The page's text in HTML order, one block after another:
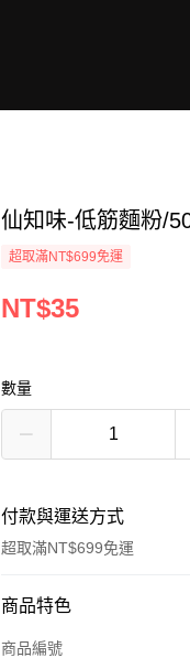
仙知味-低筋麵粉/
超取滿NT$699免運
NT$35
數量
付款與運送方式
超取滿NT$699免運
付款方式
信用卡一次付款
商品特色
商品編號